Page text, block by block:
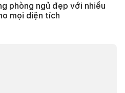
phòng ngủ đẹp với nhiều
mọi diện tích